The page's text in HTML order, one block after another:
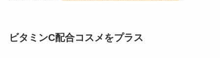
ビタミンC配合コスメをプラス